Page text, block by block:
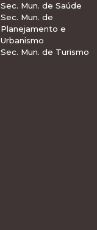
Sec. Mun. de Saúde
Sec. Mun. de
Planejamento e
Urbanismo
Sec. Mun. de Turismo